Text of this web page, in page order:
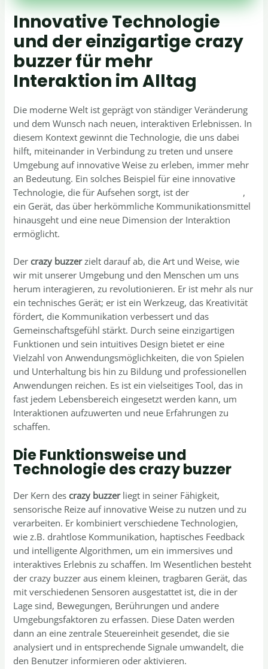
Innovative Technologie
und der einzigartige crazy
buzzer für mehr
Interaktion im Alltag
Die moderne Welt ist geprägt von ständiger Veränderung
und dem Wunsch nach neuen, interaktiven Erlebnissen. In
diesem Kontext gewinnt die Technologie, die uns dabei
hilft, miteinander in Verbindung zu treten und unsere
Umgebung auf innovative Weise zu erleben, immer mehr
an Bedeutung. Ein solches Beispiel für eine innovative
Technologie, die für Aufsehen sorgt, ist der
,
ein Gerät, das über herkömmliche Kommunikationsmittel
hinausgeht und eine neue Dimension der Interaktion
ermöglicht.
Dercrazy buzzerzielt darauf ab, die Art und Weise, wie
wir mit unserer Umgebung und den Menschen um uns
herum interagieren, zu revolutionieren. Er ist mehr als nur
ein technisches Gerät; er ist ein Werkzeug, das Kreativität
fördert, die Kommunikation verbessert und das
Gemeinschaftsgefühl stärkt. Durch seine einzigartigen
Funktionen und sein intuitives Design bietet er eine
Vielzahl von Anwendungsmöglichkeiten, die von Spielen
und Unterhaltung bis hin zu Bildung und professionellen
Anwendungen reichen. Es ist ein vielseitiges Tool, das in
fast jedem Lebensbereich eingesetzt werden kann, um
Interaktionen aufzuwerten und neue Erfahrungen zu
schaffen.
Die Funktionsweise und
Technologie des crazy buzzer
Der Kern descrazy buzzerliegt in seiner Fähigkeit,
sensorische Reize auf innovative Weise zu nutzen und zu
verarbeiten. Er kombiniert verschiedene Technologien,
wie z.B. drahtlose Kommunikation, haptisches Feedback
und intelligente Algorithmen, um ein immersives und
interaktives Erlebnis zu schaffen. Im Wesentlichen besteht
der crazy buzzer aus einem kleinen, tragbaren Gerät, das
mit verschiedenen Sensoren ausgestattet ist, die in der
Lage sind, Bewegungen, Berührungen und andere
Umgebungsfaktoren zu erfassen. Diese Daten werden
dann an eine zentrale Steuereinheit gesendet, die sie
analysiert und in entsprechende Signale umwandelt, die
den Benutzer informieren oder aktivieren.